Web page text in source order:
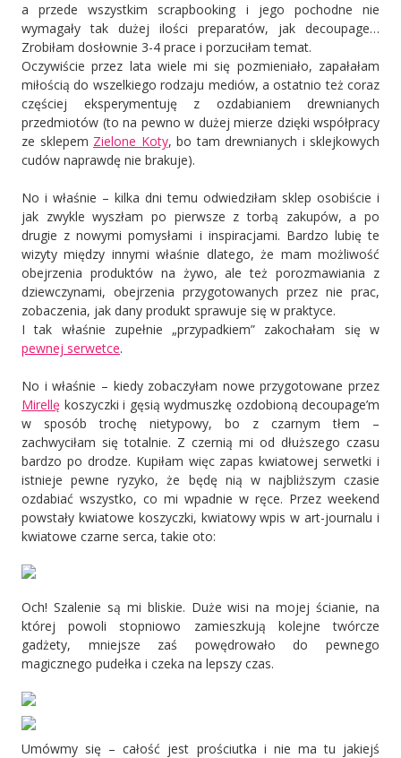
a przede wszystkim scrapbooking i jego pochodne nie
wymagały tak dużej ilości preparatów, jak decoupage…
Zrobiłam dosłownie 3-4 prace i porzuciłam temat.
Oczywiście przez lata wiele mi się pozmieniało, zapałałam
miłością do wszelkiego rodzaju mediów, a ostatnio też coraz
częściej eksperymentuję z ozdabianiem drewnianych
przedmiotów (to na pewno w dużej mierze dzięki współpracy
ze sklepem Zielone Koty, bo tam drewnianych i sklejkowych
cudów naprawdę nie brakuje).
No i właśnie – kilka dni temu odwiedziłam sklep osobiście i
jak zwykle wyszłam po pierwsze z torbą zakupów, a po
drugie z nowymi pomysłami i inspiracjami. Bardzo lubię te
wizyty między innymi właśnie dlatego, że mam możliwość
obejrzenia produktów na żywo, ale też porozmawiania z
dziewczynami, obejrzenia przygotowanych przez nie prac,
zobaczenia, jak dany produkt sprawuje się w praktyce.
I tak właśnie zupełnie „przypadkiem” zakochałam się w
pewnej serwetce.
No i właśnie – kiedy zobaczyłam nowe przygotowane przez
Mirellę koszyczki i gęsią wydmuszkę ozdobioną decoupage’m
w sposób trochę nietypowy, bo z czarnym tłem –
zachwyciłam się totalnie. Z czernią mi od dłuższego czasu
bardzo po drodze. Kupiłam więc zapas kwiatowej serwetki i
istnieje pewne ryzyko, że będę nią w najbliższym czasie
ozdabiać wszystko, co mi wpadnie w ręce. Przez weekend
powstały kwiatowe koszyczki, kwiatowy wpis w art-journalu i
kwiatowe czarne serca, takie oto:
Och! Szalenie są mi bliskie. Duże wisi na mojej ścianie, na
której powoli stopniowo zamieszkują kolejne twórcze
gadżety, mniejsze zaś powędrowało do pewnego
magicznego pudełka i czeka na lepszy czas.
Umówmy się – całość jest prościutka i nie ma tu jakiejś